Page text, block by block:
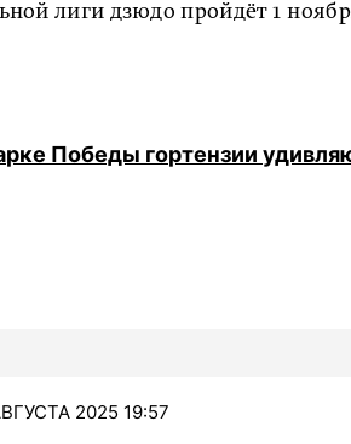
лиги дзюдо пройдёт 1
Победы гортензии
2025 19:57